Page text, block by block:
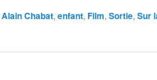
Alain Chabat, enfant, Film, Sortie, Sur